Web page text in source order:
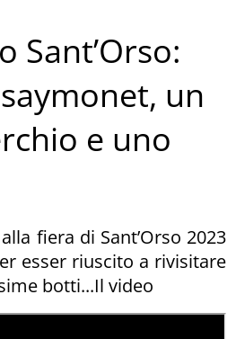
Sant’Orso:
un
e uno
fiera di Sant’Orso 2023
esser riuscito a rivisitare
botti...Il video